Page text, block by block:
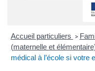
Accueil particuliers >
(maternelle et
médical à l’école si votre